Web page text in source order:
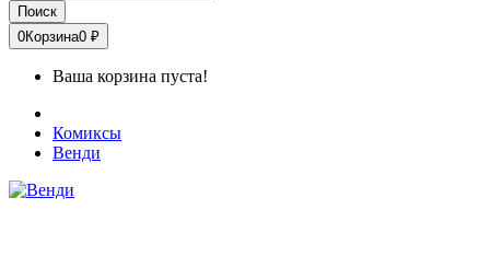
Поиск
0Корзина0 ₽
Ваша корзина пуста!
Комиксы
Венди